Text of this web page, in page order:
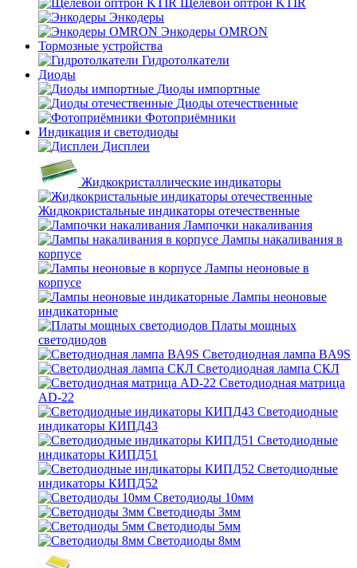
Энкодеры
Энкодеры OMRON
Тормозные устройства
Гидротолкатели
Диоды
Диоды импортные
Диоды отечественные
Фотоприёмники
Индикация и светодиоды
Дисплеи
Жидкокристаллические индикаторы
Жидкокристальные индикаторы отечественные
Лампочки накаливания
Лампы накаливания в
корпусе
Лампы неоновые в
корпусе
Лампы неоновые
индикаторные
Платы мощных
светодиодов
Светодиодная лампа BA9S
Светодиодная лампа СКЛ
Светодиодная матрица
AD-22
Светодиодные
индикаторы КИПД43
Светодиодные
индикаторы КИПД51
Светодиодные
индикаторы КИПД52
Светодиоды 10мм
Светодиоды 3мм
Светодиоды 5мм
Светодиоды 8мм